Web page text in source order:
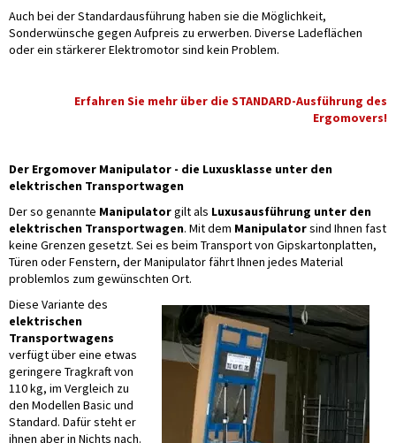
Auch bei der Standardausführung haben sie die Möglichkeit,
Sonderwünsche gegen Aufpreis zu erwerben. Diverse Ladeflächen
oder ein stärkerer Elektromotor sind kein Problem.
Erfahren Sie mehr über die STANDARD-Ausführung des
Ergomovers!
Der Ergomover Manipulator - die Luxusklasse unter den
elektrischen Transportwagen
Der so genannte Manipulatorgilt als Luxusausführung unter den
elektrischen Transportwagen. Mit dem Manipulatorsind Ihnen fast
keine Grenzen gesetzt. Sei es beim Transport von Gipskartonplatten,
Türen oder Fenstern, der Manipulator fährt Ihnen jedes Material
problemlos zum gewünschten Ort.
Diese Variante des
elektrischen
Transportwagens
verfügt über eine etwas
geringere Tragkraft von
110 kg, im Vergleich zu
den Modellen Basic und
Standard. Dafür steht er
ihnen aber in Nichts nach.